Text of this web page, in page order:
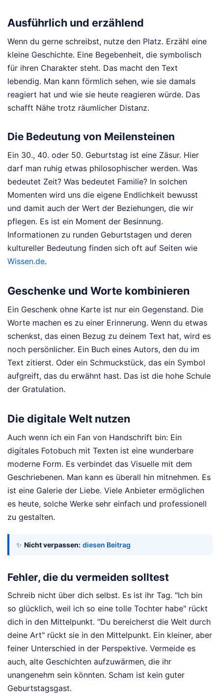
Ausführlich und erzählend
Wenn du gerne schreibst, nutze den Platz. Erzähl eine
kleine Geschichte. Eine Begebenheit, die symbolisch
für ihren Charakter steht. Das macht den Text
lebendig. Man kann förmlich sehen, wie sie damals
reagiert hat und wie sie heute reagieren würde. Das
schafft Nähe trotz räumlicher Distanz.
Die Bedeutung von Meilensteinen
Ein 30., 40. oder 50. Geburtstag ist eine Zäsur. Hier
darf man ruhig etwas philosophischer werden. Was
bedeutet Zeit? Was bedeutet Familie? In solchen
Momenten wird uns die eigene Endlichkeit bewusst
und damit auch der Wert der Beziehungen, die wir
pflegen. Es ist ein Moment der Besinnung.
Informationen zu runden Geburtstagen und deren
kultureller Bedeutung finden sich oft auf Seiten wie
Wissen.de.
Geschenke und Worte kombinieren
Ein Geschenk ohne Karte ist nur ein Gegenstand. Die
Worte machen es zu einer Erinnerung. Wenn du etwas
schenkst, das einen Bezug zu deinem Text hat, wird es
noch persönlicher. Ein Buch eines Autors, den du im
Text zitierst. Oder ein Schmuckstück, das ein Symbol
aufgreift, das du erwähnt hast. Das ist die hohe Schule
der Gratulation.
Die digitale Welt nutzen
Auch wenn ich ein Fan von Handschrift bin: Ein
digitales Fotobuch mit Texten ist eine wunderbare
moderne Form. Es verbindet das Visuelle mit dem
Geschriebenen. Man kann es überall hin mitnehmen. Es
ist eine Galerie der Liebe. Viele Anbieter ermöglichen
es heute, solche Werke sehr einfach und professionell
zu gestalten.
✨ Nicht verpassen: diesen Beitrag
Fehler, die du vermeiden solltest
Schreib nicht über dich selbst. Es ist ihr Tag. "Ich bin
so glücklich, weil ich so eine tolle Tochter habe" rückt
dich in den Mittelpunkt. "Du bereicherst die Welt durch
deine Art" rückt sie in den Mittelpunkt. Ein kleiner, aber
feiner Unterschied in der Perspektive. Vermeide es
auch, alte Geschichten aufzuwärmen, die ihr
unangenehm sein könnten. Scham ist kein guter
Geburtstagsgast.